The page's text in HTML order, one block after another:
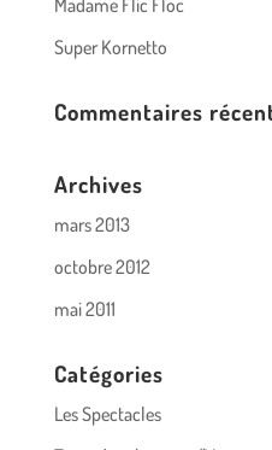
Madame Flic Floc
Super Kornetto
Commentaires
Archives
mars 2013
octobre 2012
mai 2011
Catégories
Les Spectacles